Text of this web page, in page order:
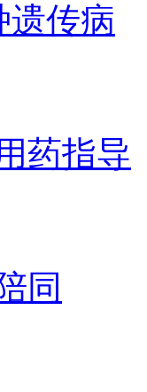
遗传病
药指导
同